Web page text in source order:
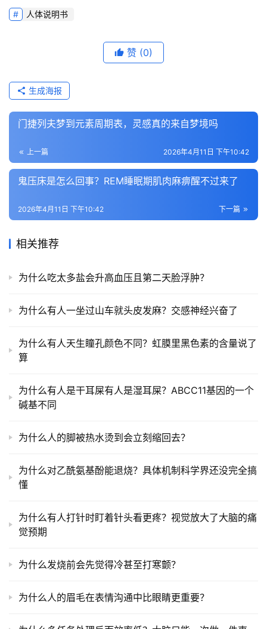
人体说明书
赞 (0)
生成海报
门捷列夫梦到元素周期表，灵感真的来自梦境吗
上一篇 2026年4月11日 下午10:42
鬼压床是怎么回事？REM睡眠期肌肉麻痹醒不过来了
下一篇
2026年4月11日 下午10:42
相关推荐
为什么吃太多盐会升高血压且第二天脸浮肿？
为什么有人一坐过山车就头皮发麻？交感神经兴奋了
为什么有人天生瞳孔颜色不同？虹膜里黑色素的含量说了
算
为什么有人是干耳屎有人是湿耳屎？ABCC11基因的一个
碱基不同
为什么人的脚被热水烫到会立刻缩回去？
为什么对乙酰氨基酚能退烧？具体机制科学界还没完全搞
懂
为什么有人打针时盯着针头看更疼？视觉放大了大脑的痛
觉预期
为什么发烧前会先觉得冷甚至打寒颤？
为什么人的眉毛在表情沟通中比眼睛更重要？